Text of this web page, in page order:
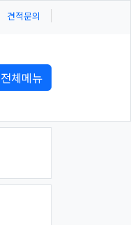
견적문의
전체메뉴